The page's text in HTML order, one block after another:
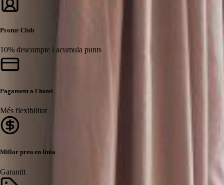
Protur Club
10% descompte i acumula punts
Pagament a l'hotel
Més flexibilitat
Millor preu en línia
Garantit